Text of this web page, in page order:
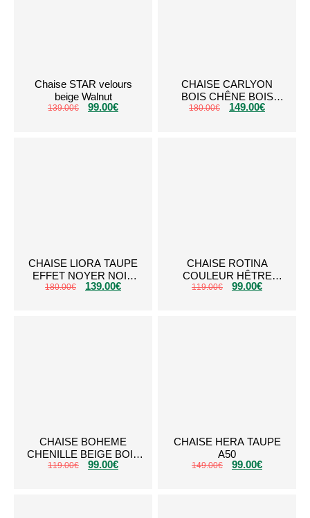
Chaise STAR velours
beige Walnut
139.00€ 99.00€
CHAISE CARLYON
BOIS CHÊNE BOIS
CLAIR A09W
180.00€ 149.00€
CHAISE LIORA TAUPE
EFFET NOYER NOIR
TAUPE A55ZT
180.00€ 139.00€
CHAISE ROTINA
COULEUR HÊTRE
NOYER A06W
119.00€ 99.00€
CHAISE BOHEME
CHENILLE BEIGE BOIS
A53BT
119.00€ 99.00€
CHAISE HERA TAUPE
A50
149.00€ 99.00€